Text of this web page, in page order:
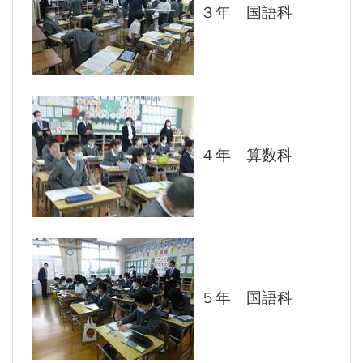
３年 国語科
４年 算数科
５年 国語科